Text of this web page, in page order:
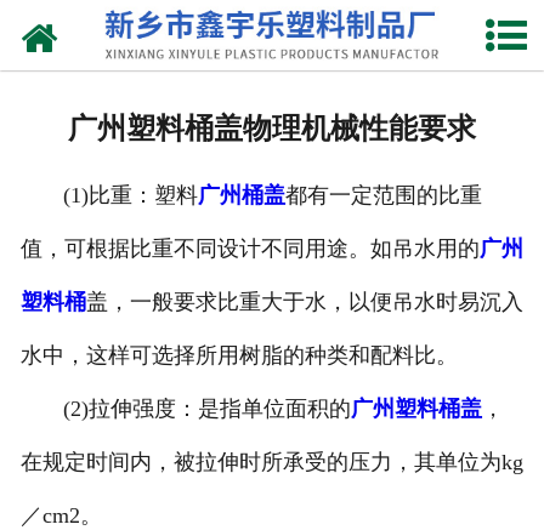
网站首页
联系我们
广州塑料桶盖物理机械性能要求
(1)比重：塑料广州桶盖都有一定范围的比重
值，可根据比重不同设计不同用途。如吊水用的广州
塑料桶盖，一般要求比重大于水，以便吊水时易沉入
水中，这样可选择所用树脂的种类和配料比。
(2)拉伸强度：是指单位面积的广州塑料桶盖，
在规定时间内，被拉伸时所承受的压力，其单位为kg
／cm2。